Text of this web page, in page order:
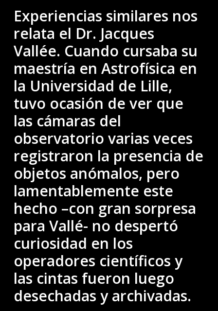
Experiencias similares nos
relata el Dr. Jacques
Vallée. Cuando cursaba su
maestría en Astrofísica en
la Universidad de Lille,
tuvo ocasión de ver que
las cámaras del
observatorio varias veces
registraron la presencia de
objetos anómalos, pero
lamentablemente este
hecho –con gran sorpresa
para Vallé- no despertó
curiosidad en los
operadores científicos y
las cintas fueron luego
desechadas y archivadas.